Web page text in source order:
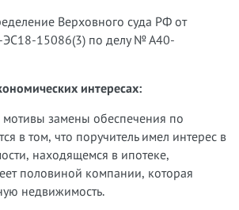
Верховного суда РФ от
15086(3) по делу № А40-
интересах:
замены обеспечения по
в том, что поручитель имел интерес в
находящемся в ипотеке,
половиной компании, которая
недвижимость.